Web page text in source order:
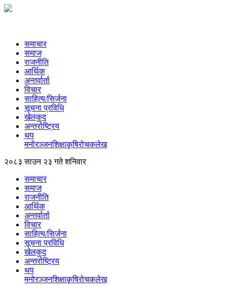
समाचार
समाज
राजनीति
आर्थिक
अन्तर्वार्ता
विचार
साहित्य/सिर्जना
सूचना प्रविधि
खेलकुद
अन्तर्राष्ट्रिय
थप
मनोरञ्‍जनशिक्षाकृषिरोचकलेख
२०८३ साउन २३ गते शनिवार
समाचार
समाज
राजनीति
आर्थिक
अन्तर्वार्ता
विचार
साहित्य/सिर्जना
सूचना प्रविधि
खेलकुद
अन्तर्राष्ट्रिय
थप
मनोरञ्‍जनशिक्षाकृषिरोचकलेख